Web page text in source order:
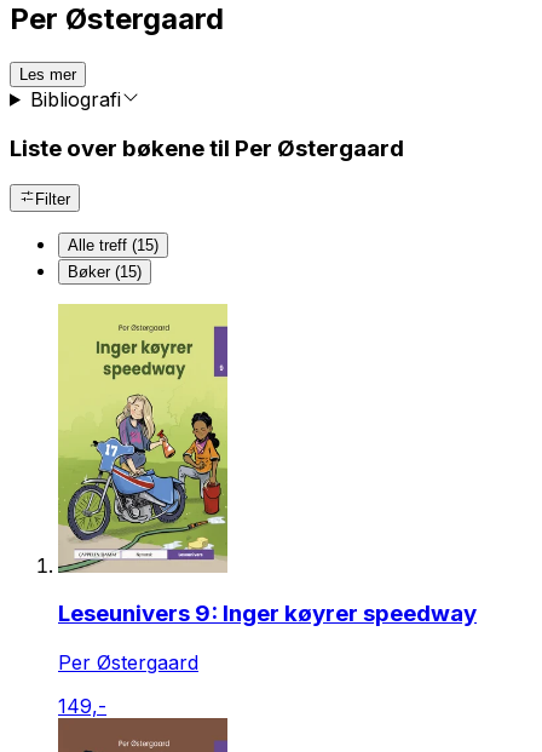
Per Østergaard
Les mer
Bibliografi
Liste over bøkene til Per Østergaard
Filter
Alle treff (15)
Bøker (15)
Leseunivers 9: Inger køyrer speedway
Per Østergaard
149,-